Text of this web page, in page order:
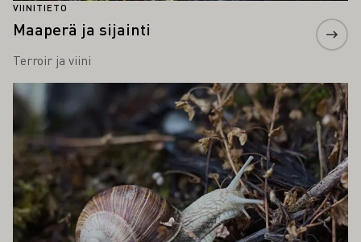
VIINITIETO
Maaperä ja sijainti
Terroir ja viini
Lue lisää